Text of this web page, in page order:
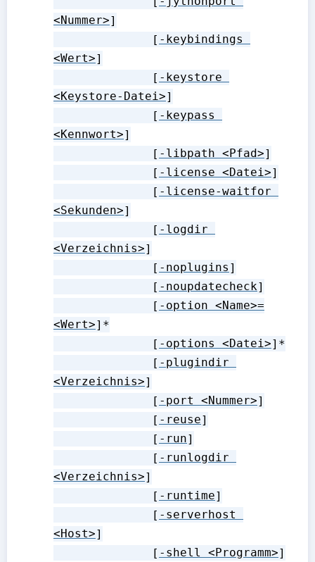
<Nummer>]
              [
-keybindings
<Wert>]
              [
-keystore
<Keystore-Datei>]
              [
-keypass
<Kennwort>]
              [
-libpath <Pfad>]
              [
-license <Datei>]
              [
-license-waitfor
<Sekunden>]
              [
-logdir
<Verzeichnis>]
              [
-noplugins ]
              [
-noupdatecheck]
              [
-option <Name>=
<Wert>]*
              [
-options <Datei>]*
              [
-plugindir
<Verzeichnis>]
              [
-port <Nummer>]
              [
-reuse]
              [
-run]
              [
-runlogdir
<Verzeichnis>]
              [
-runtime]
              [
-serverhost
<Host>]
              [
-shell <Programm>]